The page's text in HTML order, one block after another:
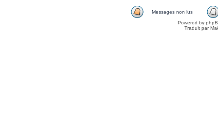
Messages non lus
Powered by
Traduit par